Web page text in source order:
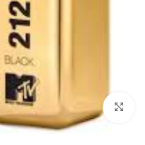
להגדלת התמונה